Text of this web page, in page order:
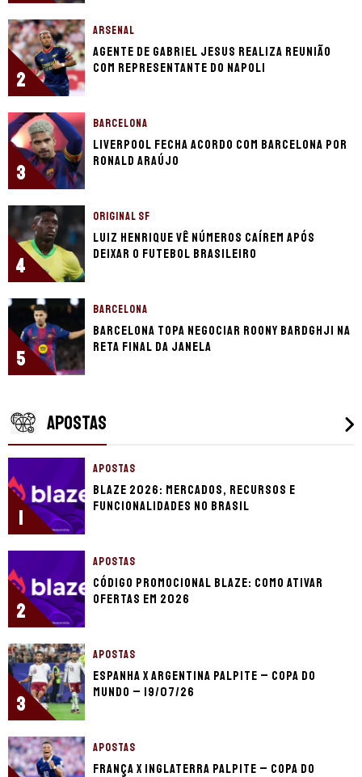
2
ARSENAL
Agente de Gabriel Jesus realiza reunião
com representante do Napoli
3
BARCELONA
Liverpool fecha acordo com Barcelona por
Ronald Araújo
4
ORIGINAL SF
Luiz Henrique vê números caírem após
deixar o futebol brasileiro
5
BARCELONA
Barcelona topa negociar Roony Bardghji na
reta final da janela
APOSTAS
1
APOSTAS
Blaze 2026: mercados, recursos e
funcionalidades no Brasil
2
APOSTAS
Código promocional Blaze: como ativar
ofertas em 2026
3
APOSTAS
Espanha x Argentina palpite – Copa do
Mundo – 19/07/26
APOSTAS
França x Inglaterra palpite – Copa do